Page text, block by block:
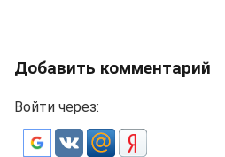
Добавить комментарий
Войти через: